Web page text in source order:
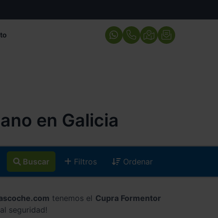
en Galicia
Buscar Filtros Ordenar
tenemos el Cupra Formentor
seguridad!